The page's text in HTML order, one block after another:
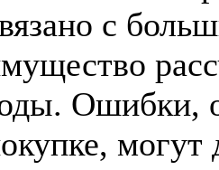
с
Ошибки,
могут